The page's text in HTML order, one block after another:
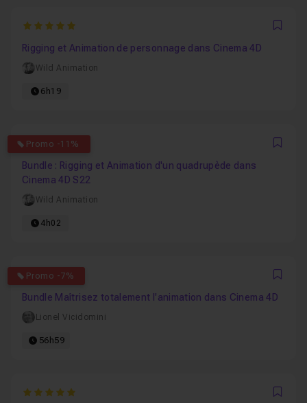
5
Rigging et Animation de personnage dans Cinema 4D
Wild Animation
6h19
Promo -11%
5
Bundle : Rigging et Animation d'un quadrupède dans
Cinema 4D S22
Wild Animation
4h02
Promo -7%
5
Bundle Maîtrisez totalement l'animation dans Cinema 4D
Lionel Vicidomini
56h59
5